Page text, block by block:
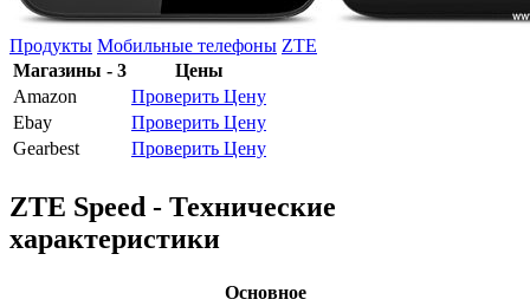
Продукты Мобильные телефоны ZTE
Магазины - 3
Цены
Amazon
Проверить Цену
Ebay
Проверить Цену
Gearbest
Проверить Цену
ZTE Speed - Технические
характеристики
Основное